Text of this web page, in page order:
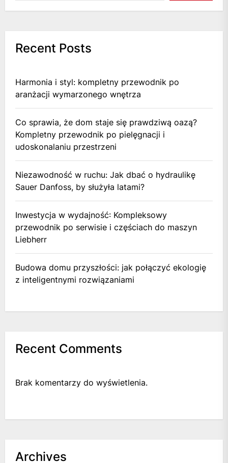
Recent Posts
Harmonia i styl: kompletny przewodnik po
aranżacji wymarzonego wnętrza
Co sprawia, że dom staje się prawdziwą oazą?
Kompletny przewodnik po pielęgnacji i
udoskonalaniu przestrzeni
Niezawodność w ruchu: Jak dbać o hydraulikę
Sauer Danfoss, by służyła latami?
Inwestycja w wydajność: Kompleksowy
przewodnik po serwisie i częściach do maszyn
Liebherr
Budowa domu przyszłości: jak połączyć ekologię
z inteligentnymi rozwiązaniami
Recent Comments
Brak komentarzy do wyświetlenia.
Archives